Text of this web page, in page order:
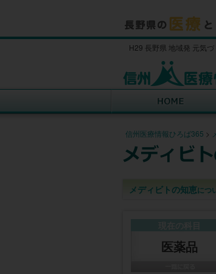
H29 長野県 地域発 元気
信州医療情報ひろば365 >
メディビトの知恵につ
医薬品